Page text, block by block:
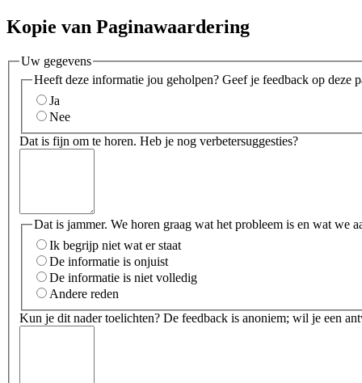
Kopie van Paginawaardering
Uw gegevens
Heeft deze informatie jou geholpen? Geef je feedback op deze
Ja
Nee
Dat is fijn om te horen. Heb je nog verbetersuggesties?
Dat is jammer. We horen graag wat het probleem is en wat we
Ik begrijp niet wat er staat
De informatie is onjuist
De informatie is niet volledig
Andere reden
Kun je dit nader toelichten? De feedback is anoniem; wil je een